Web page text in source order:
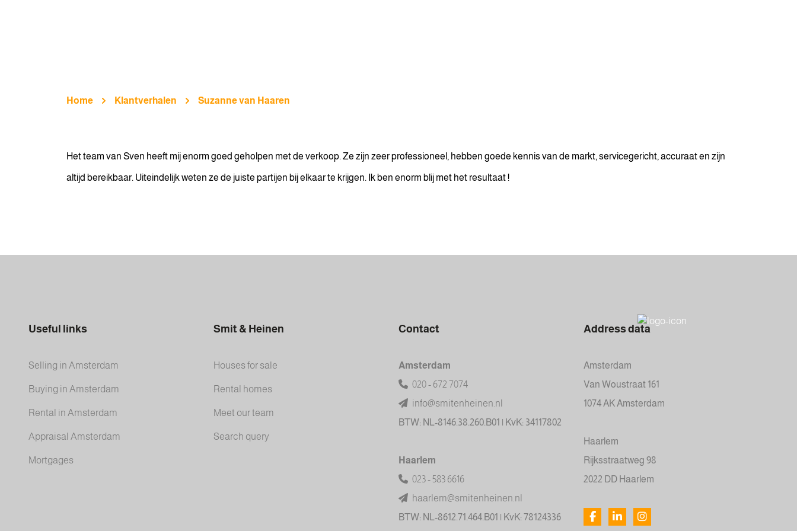
Home Klantverhalen Suzanne van Haaren
Het team van Sven heeft mij enorm goed geholpen met de verkoop. Ze zijn zeer professioneel, hebben goede kennis van de markt, servicegericht, accuraat en zijn
altijd bereikbaar. Uiteindelijk weten ze de juiste partijen bij elkaar te krijgen. Ik ben enorm blij met het resultaat !
Useful links
Selling in Amsterdam
Buying in Amsterdam
Rental in Amsterdam
Appraisal Amsterdam
Mortgages
Smit & Heinen
Houses for sale
Rental homes
Meet our team
Search query
Contact
Amsterdam
020 - 672 7074
info@smitenheinen.nl
BTW: NL-8146.38.260.B01 | KvK: 34117802
Haarlem
023 - 583 6616
haarlem@smitenheinen.nl
BTW: NL-8612.71.464.B01 | KvK: 78124336
Address data
Amsterdam
Van Woustraat 161
1074 AK Amsterdam
Haarlem
Rijksstraatweg 98
2022 DD Haarlem